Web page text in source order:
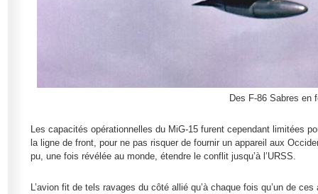
Des F-86 Sabres en
Les capacités opérationnelles du MiG-15 furent cependant limitées
la ligne de front, pour ne pas risquer de fournir un appareil aux
pu, une fois révélée au monde, étendre le conflit jusqu’à l’URSS.
L’avion fit de tels ravages du côté allié qu’à chaque fois qu’un de